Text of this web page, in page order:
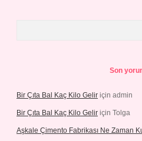
Son
Bir Çıta Bal Kaç Kilo Gelir için admin
Bir Çıta Bal Kaç Kilo Gelir için Tolga
Aşkale Çimento Fabrikası Ne Zaman